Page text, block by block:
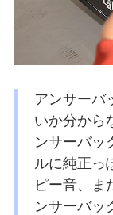
アンサーバ
いか分から
ンサーバッ
ルに純正っ
ピー音、ま
ンサーバッ